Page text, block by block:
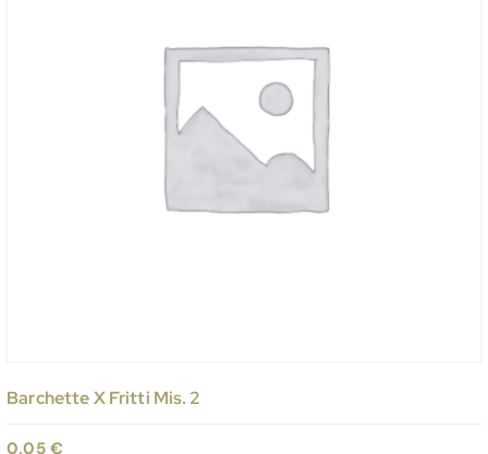
Barchette X Fritti Mis. 2
0,05 €